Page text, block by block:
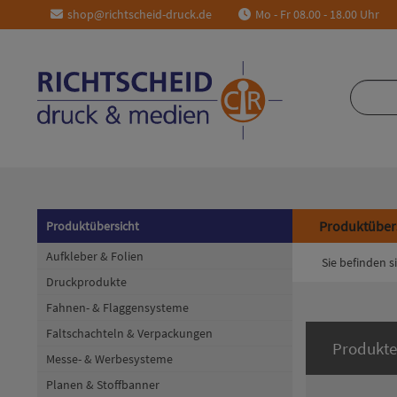
shop@richtscheid-druck.de Mo - Fr 08.00 - 18.00 Uhr
Produktübersicht
Aufkleber & Folien
Druckprodukte
Fahnen- & Flaggensysteme
Faltschachteln & Verpackungen
Messe- & Werbesysteme
Planen & Stoffbanner
Sie befinden